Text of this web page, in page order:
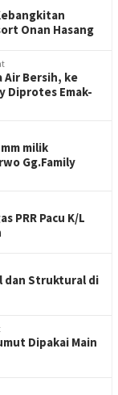
Onan Hasang
Air Bersih, ke
Diprotes Emak-
milik
Gg.Family
PRR Pacu K/L
dan Struktural di
Dipakai Main